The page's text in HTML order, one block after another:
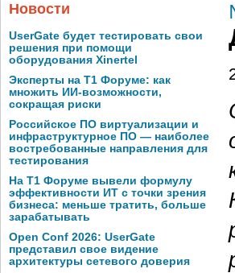
Новости
UserGate будет тестировать свои
решения при помощи
оборудования Xinertel
Эксперты на Т1 Форуме: как
множить ИИ-возможности,
сокращая риски
Российское ПО виртуализации и
инфраструктурное ПО — наиболее
востребованные направления для
тестирования
На Т1 Форуме вывели формулу
эффективности ИТ с точки зрения
бизнеса: меньше тратить, больше
зарабатывать
Open Conf 2026: UserGate
представил свое видение
архитектуры сетевого доверия